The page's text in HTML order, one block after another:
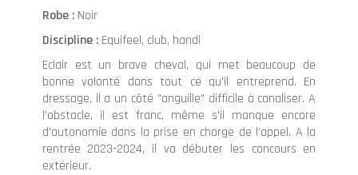
Robe : Noir
Discipline : Equifeel, club, handi
Eclair est un brave cheval, qui met beaucoup de
bonne volonté dans tout ce qu'il entreprend. En
dressage, il a un côté "anguille" difficile à canaliser. A
l'obstacle, il est franc, même s'il manque encore
d'autonomie dans la prise en charge de l'appel. A la
rentrée 2023-2024, il va débuter les concours en
extérieur.